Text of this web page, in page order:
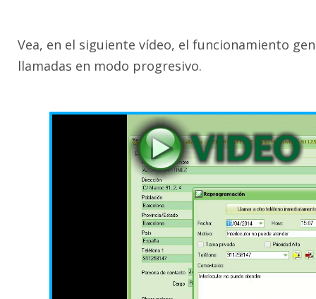
Vea, en el siguiente vídeo, el funcionamiento
llamadas en modo progresivo.